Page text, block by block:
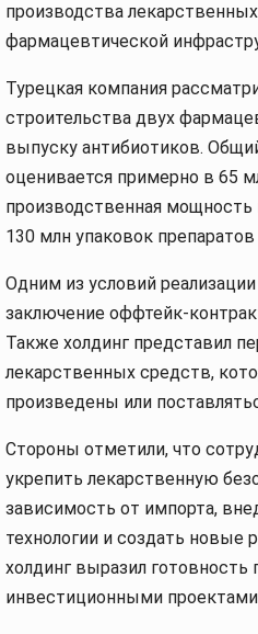
производства
фармацевтической
Турецкая компания
строительства двух
выпуску антибиотиков.
оценивается примерно в 65
производственная
130 млн упаковок препаратов
Одним из условий
заключение оффтейк-
Также холдинг представил
лекарственных средств,
произведены или
Стороны отметили, что
укрепить лекарственную
зависимость от импорта,
технологии и создать новые
холдинг выразил готовность
инвестиционными проектами